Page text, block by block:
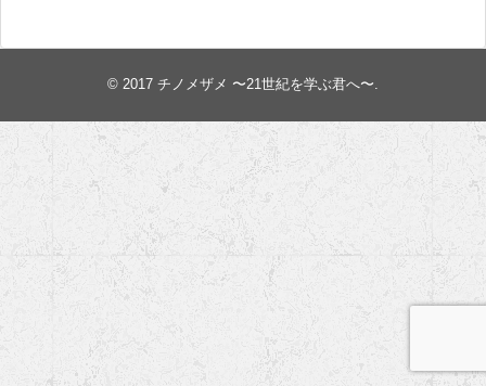
© 2017 チノメザメ 〜21世紀を学ぶ君へ〜